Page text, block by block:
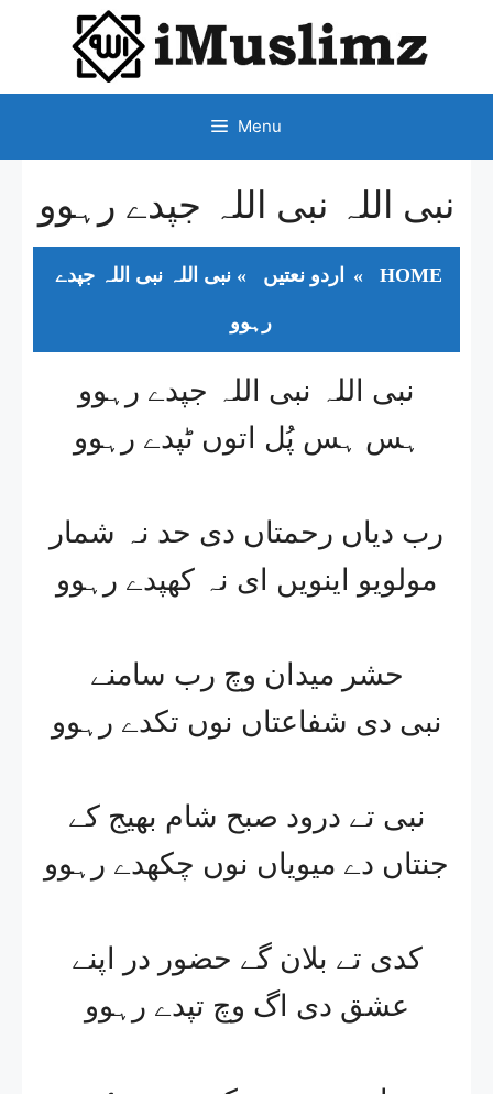
CONTENT
Menu
نبی اللہ نبی اللہ جپدے رہوو
HOME
» اردو نعتیں » نبی اللہ نبی اللہ جپدے
رہوو
نبی اللہ نبی اللہ جپدے رہوو
ہس ہس پُل اتوں ٹپدے رہوو
رب دیاں رحمتاں دی حد نہ شمار
مولویو اینویں ای نہ کھپدے رہوو
حشر میدان وچ رب سامنے
نبی دی شفاعتاں نوں تکدے رہوو
نبی تے درود صبح شام بھیج کے
جنتاں دے میویاں نوں چکھدے رہوو
کدی تے بلان گے حضور در اپنے
عشق دی اگ وچ تپدے رہوو